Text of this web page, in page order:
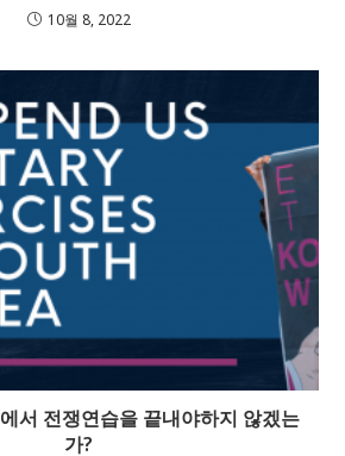
10월 8, 2022
서 전쟁연습을 끝내야하지 않겠는
가?